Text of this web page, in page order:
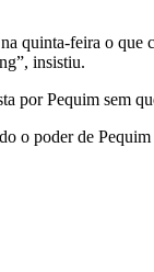
feira o que
insistiu.
por Pequim sem
o poder de